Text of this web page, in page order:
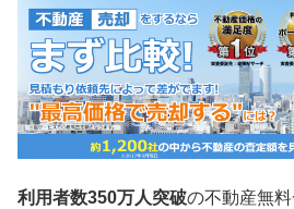
利用者数350万人突破の不動産無